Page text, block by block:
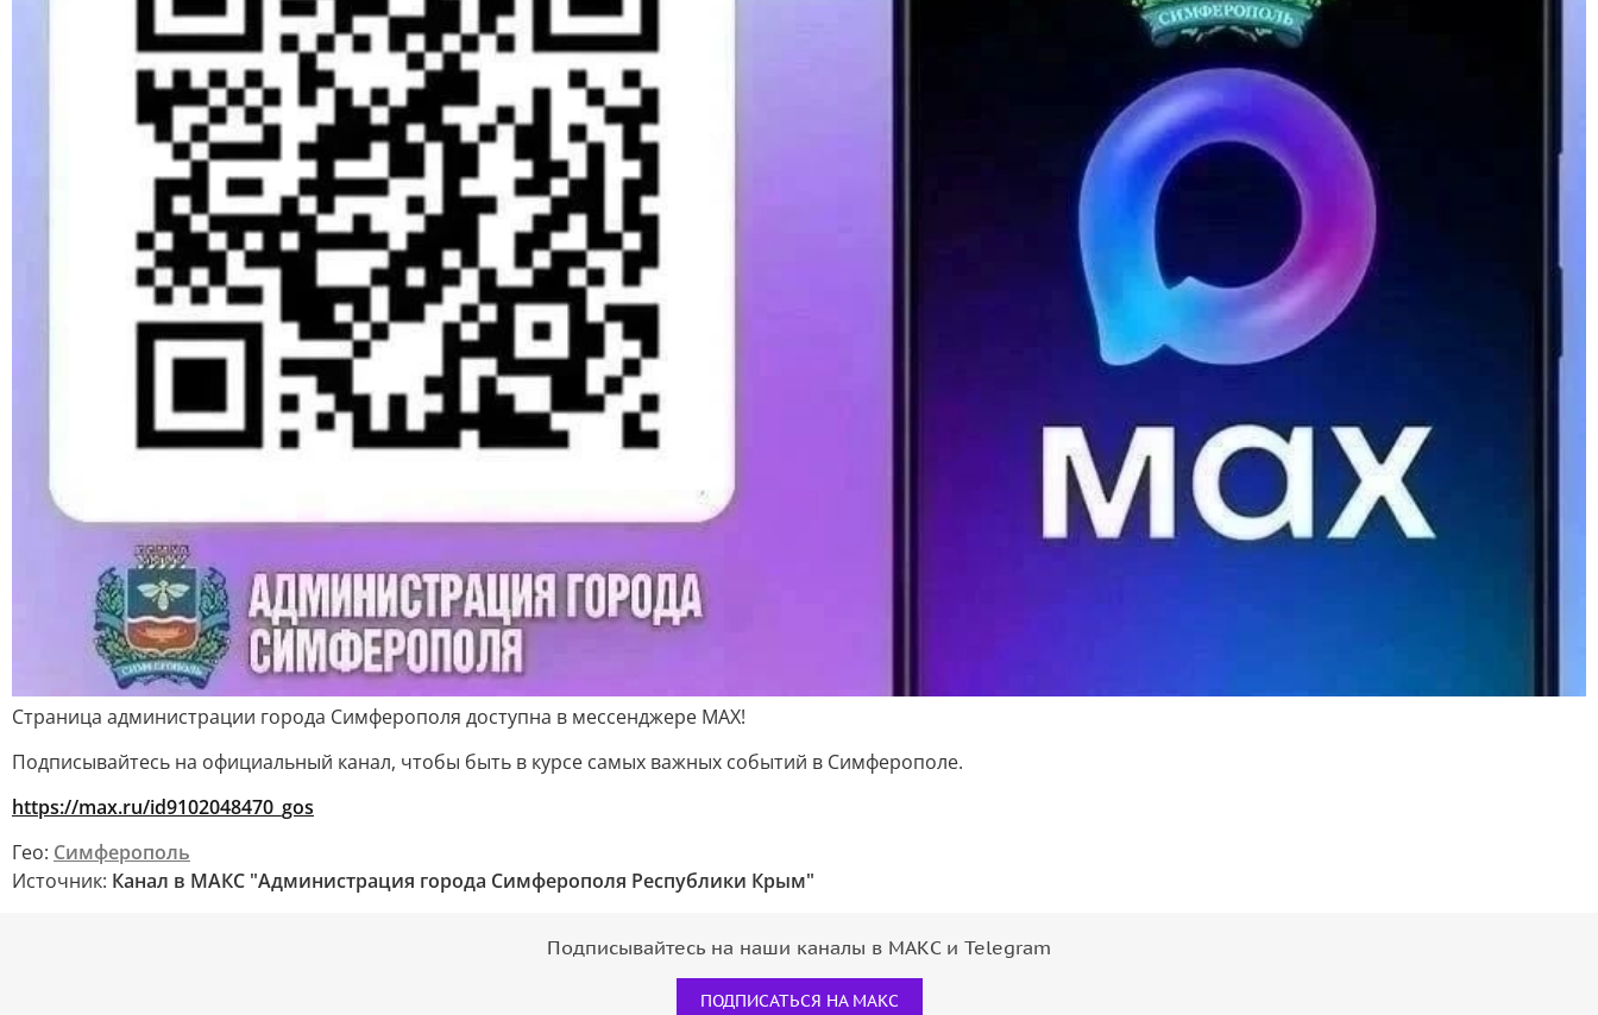
Страница администрации города Симферополя доступна в мессенджере МАХ!
Подписывайтесь на официальный канал, чтобы быть в курсе самых важных событий в Симферополе.
https://max.ru/id9102048470_gos
Гео: Симферополь
Источник: Канал в МАКС "Администрация города Симферополя Республики Крым"
Подписывайтесь на наши каналы в МАКС и Telegram
ПОДПИСАТЬСЯ НА МАКС